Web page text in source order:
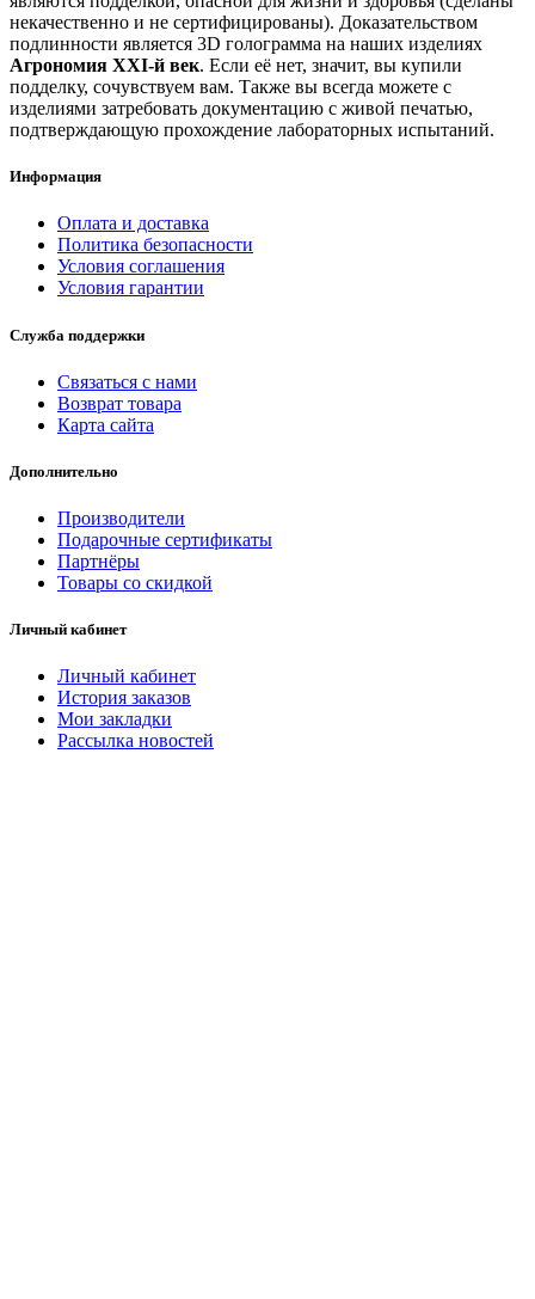
некачественно и не сертифицированы). Доказательством
подлинности является 3D голограмма на наших изделиях
Агрономия XXI-й век. Если её нет, значит, вы купили
подделку, сочувствуем вам. Также вы всегда можете с
изделиями затребовать документацию с живой печатью,
подтверждающую прохождение лабораторных испытаний.
Информация
Оплата и доставка
Политика безопасности
Условия соглашения
Условия гарантии
Служба поддержки
Связаться с нами
Возврат товара
Карта сайта
Дополнительно
Производители
Подарочные сертификаты
Партнёры
Товары со скидкой
Личный кабинет
Личный кабинет
История заказов
Мои закладки
Рассылка новостей